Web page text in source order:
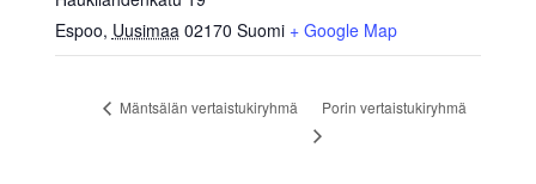
Espoo, Uusimaa 02170 Suomi + Google Map
Mäntsälän vertaistukiryhmä Porin vertaistukiryhmä